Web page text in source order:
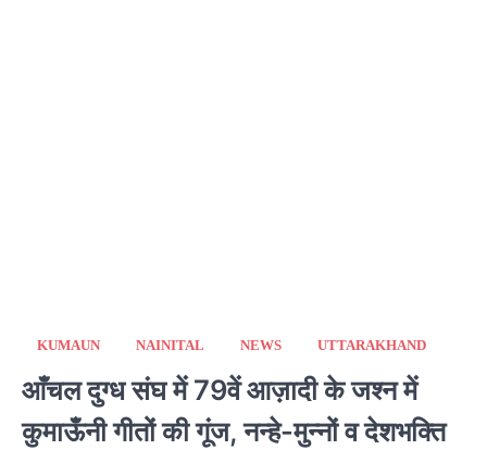
KUMAUN NAINITAL NEWS UTTARAKHAND
आँचल दुग्ध संघ में 79वें आज़ादी के जश्न में
कुमाऊँनी गीतों की गूंज, नन्हे-मुन्नों व देशभक्ति